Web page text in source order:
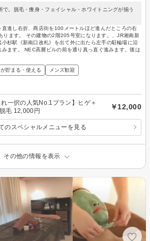
で。脱毛・痩身・フェイシャル・ホワイトニングが揃う
直進し右折、商店街を100メートルほど進んだところの右
ります。 その建物の2階205号室になります。、JR湘南新
杉駅《新南口改札》を出て外に出たら左手の駐輪場に沿
ます。 NEC高層ビルの前を通り真っ直ぐ進みます。後は
貯まる・使える メンズ歓迎
れ一択の人気No.1プラン】ヒゲ＋
毛 12,000円
￥12,000
のスペシャルメニューを見る
その他の情報を表示